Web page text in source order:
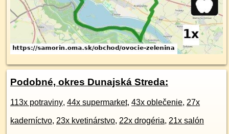
Podobné, okres Dunajská Streda:
113x potraviny, 44x supermarket, 43x oblečenie, 27x
kaderníctvo, 23x kvetinárstvo, 22x drogéria, 21x salón